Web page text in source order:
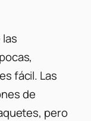
fácil. Las
de
pero